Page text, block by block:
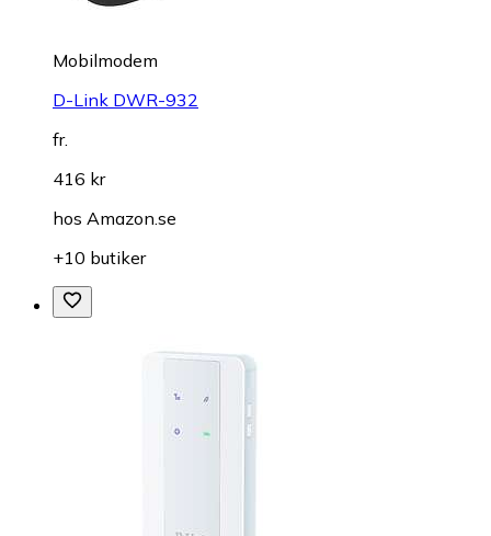
Mobilmodem
D-Link DWR-932
fr.
416 kr
hos Amazon.se
+10 butiker